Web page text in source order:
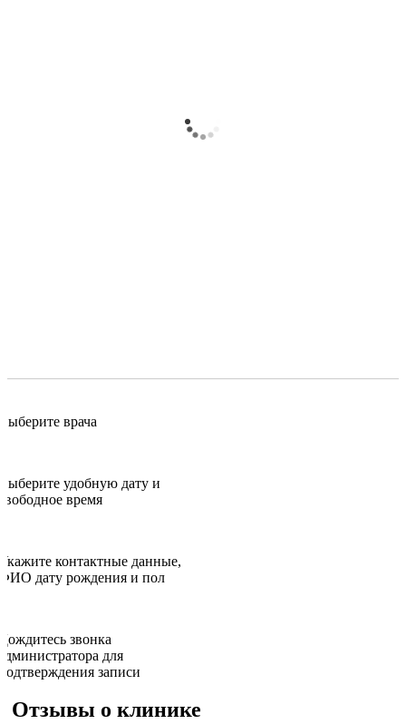
врача
удобную дату и
время
контактные данные,
дату рождения и пол
звонка
для
записи
Отзывы о клинике